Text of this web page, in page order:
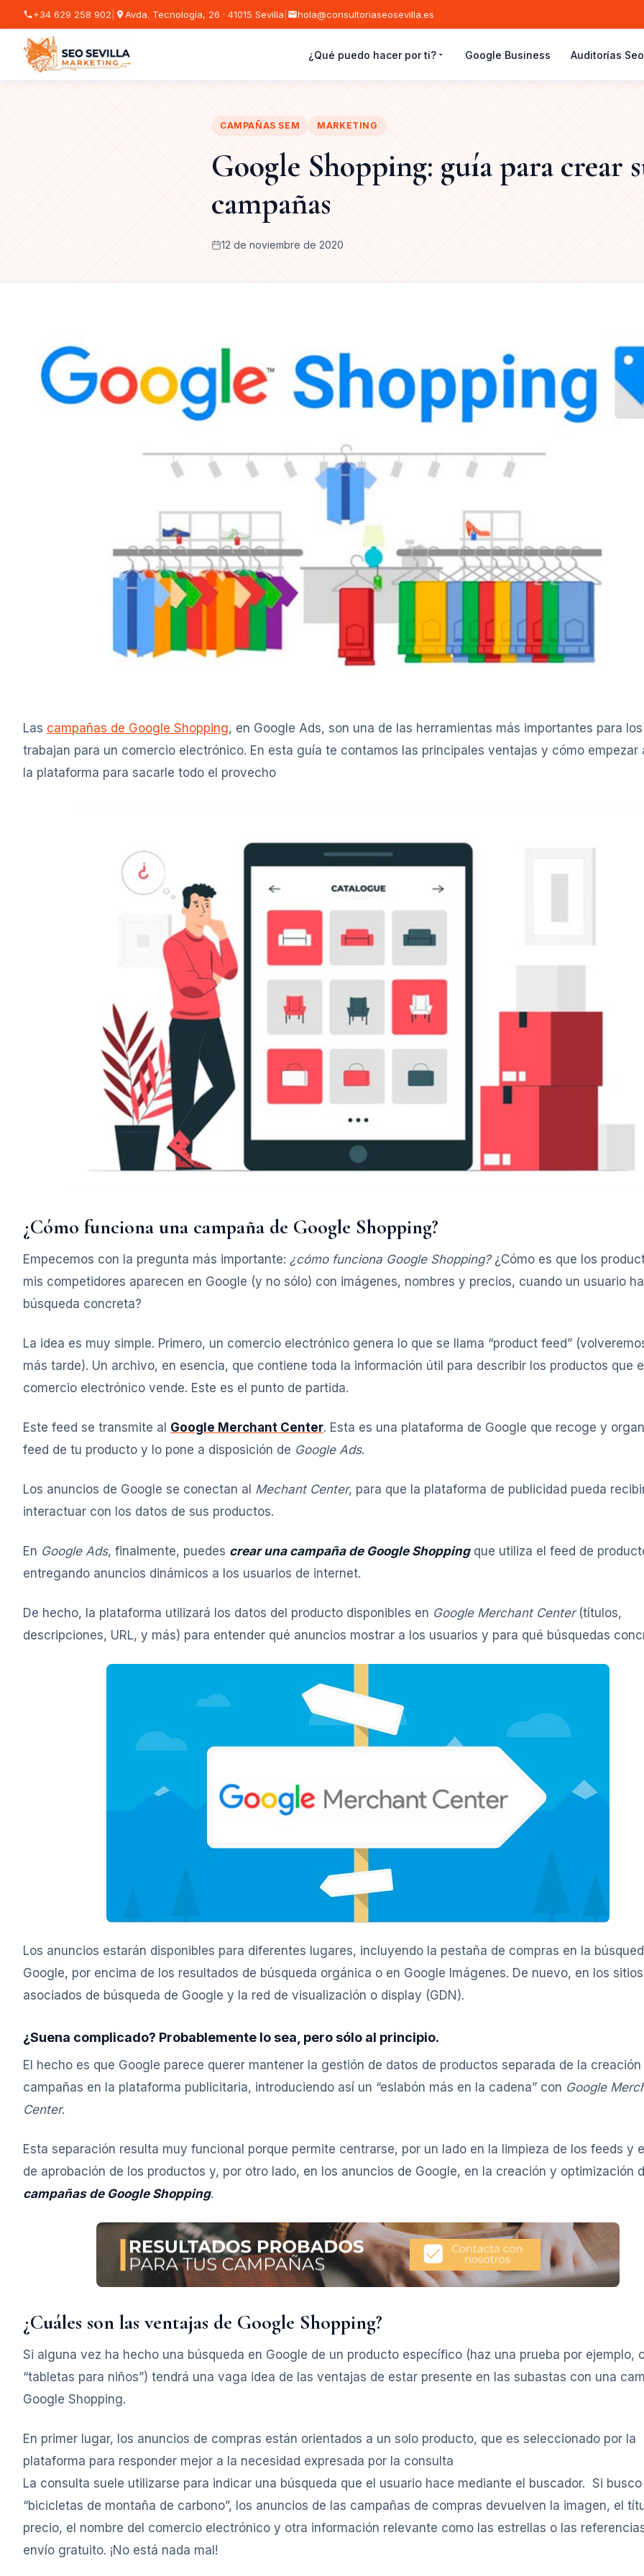
+34 629 258 902 Avda. Tecnología, 26 · 41015 Sevilla hola@consultoriaseosevilla.es
¿Qué puedo hacer por ti? Google Business Auditorías Seo
CAMPAÑAS SEM MARKETING
Google Shopping: guía para crear
campañas
12 de noviembre de 2020
Las campañas de Google Shopping, en Google Ads, son una de las herramientas más importantes para
trabajan para un comercio electrónico. En esta guía te contamos las principales ventajas y cómo empezar
la plataforma para sacarle todo el provecho
¿Cómo funciona una campaña de Google Shopping?
Empecemos con la pregunta más importante: ¿cómo funciona Google Shopping?¿Cómo es que los
mis competidores aparecen en Google (y no sólo) con imágenes, nombres y precios, cuando un usuario
búsqueda concreta?
La idea es muy simple. Primero, un comercio electrónico genera lo que se llama “product feed”
más tarde). Un archivo, en esencia, que contiene toda la información útil para describir los productos que
comercio electrónico vende. Este es el punto de partida.
Este feed se transmite al Google Merchant Center. Esta es una plataforma de Google que recoge y
feed de tu producto y lo pone a disposición de Google Ads.
Los anuncios de Google se conectan al Mechant Center, para que la plataforma de publicidad pueda
interactuar con los datos de sus productos.
En Google Ads, finalmente, puedes crear una campaña de Google Shoppingque utiliza el feed de
entregando anuncios dinámicos a los usuarios de internet.
De hecho, la plataforma utilizará los datos del producto disponibles en Google Merchant Center(títulos,
descripciones, URL, y más) para entender qué anuncios mostrar a los usuarios y para qué búsquedas
Los anuncios estarán disponibles para diferentes lugares, incluyendo la pestaña de compras en la
Google, por encima de los resultados de búsqueda orgánica o en Google Imágenes. De nuevo, en los sitios
asociados de búsqueda de Google y la red de visualización o display (GDN).
¿Suena complicado? Probablemente lo sea, pero sólo al principio.
El hecho es que Google parece querer mantener la gestión de datos de productos separada de la creación
campañas en la plataforma publicitaria, introduciendo así un “eslabón más en la cadena” con Google
Center.
Esta separación resulta muy funcional porque permite centrarse, por un lado en la limpieza de los feeds y
de aprobación de los productos y, por otro lado, en los anuncios de Google, en la creación y optimización
campañas de Google Shopping.
¿Cuáles son las ventajas de Google Shopping?
Si alguna vez ha hecho una búsqueda en Google de un producto específico (haz una prueba por ejemplo,
“tabletas para niños”) tendrá una vaga idea de las ventajas de estar presente en las subastas con una
Google Shopping.
En primer lugar, los anuncios de compras están orientados a un solo producto, que es seleccionado por la
plataforma para responder mejor a la necesidad expresada por la consulta
La consulta suele utilizarse para indicar una búsqueda que el usuario hace mediante el buscador. Si busco
“bicicletas de montaña de carbono”, los anuncios de las campañas de compras devuelven la imagen, el
precio, el nombre del comercio electrónico y otra información relevante como las estrellas o las
envío gratuito. ¡No está nada mal!